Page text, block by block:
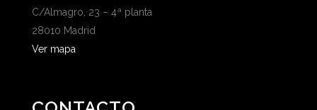
C/Almagro, 23 – 4ª planta
28010 Madrid
Ver mapa